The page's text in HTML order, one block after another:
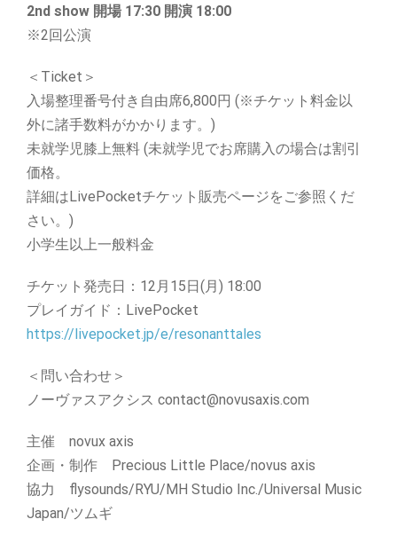
2nd show 開場 17:30 開演 18:00
※2回公演
＜Ticket＞
入場整理番号付き自由席6,800円 (※チケット料金以
外に諸手数料がかかります。)
未就学児膝上無料 (未就学児でお席購入の場合は割引
価格。
詳細はLivePocketチケット販売ページをご参照くだ
さい。)
小学生以上一般料金
チケット発売日：12月15日(月) 18:00
プレイガイド：LivePocket
https://livepocket.jp/e/resonanttales
＜問い合わせ＞
ノーヴァスアクシス contact@novusaxis.com
主催 novux axis
企画・制作 Precious Little Place/novus axis
協力 flysounds/RYU/MH Studio Inc./Universal Music
Japan/ツムギ